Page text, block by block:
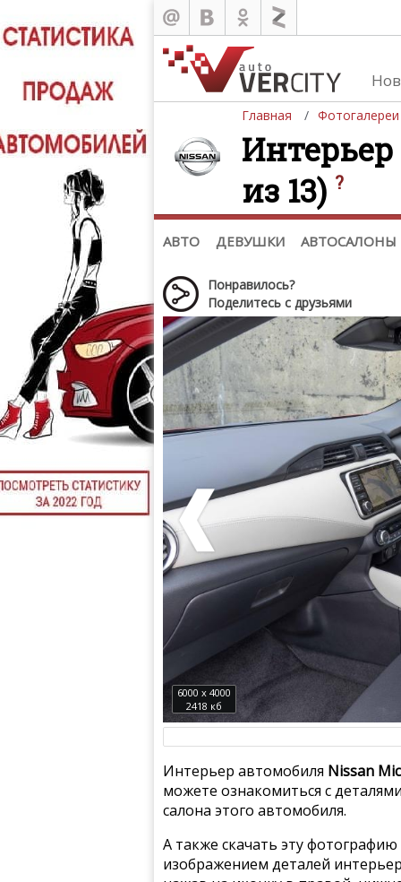
Главная Фотогалереи
Интерьер
из 13) ?
АВТО ДЕВУШКИ АВТОСАЛОНЫ
Автомобили
Последние добавления
Список марок
(+1102)
Понравилось?
Поделитесь с друзьями
6000 x 4000
2418 кб
Интерьер автомобиля Nissan
можете ознакомиться с
салона этого автомобиля.
А также скачать эту
изображением деталей